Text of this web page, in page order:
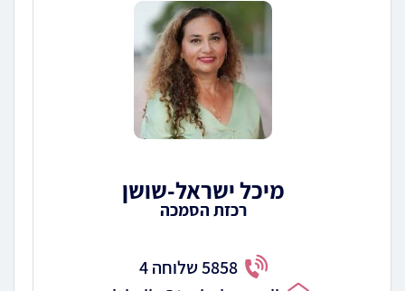
מיכל ישראל-שושן
רכזת הסמכה
5858 שלוחה 4